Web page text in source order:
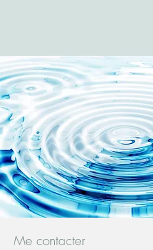
Me contacter